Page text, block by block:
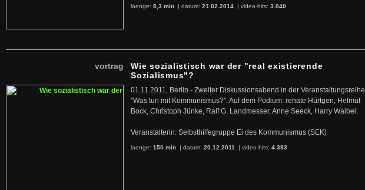
laenge: 8,3 min | datum: 21.02.2014 | video-hits: 3.040
vortrag
Wie sozialistisch war der "real existierende
Sozialismus"?
01.11.2011, Berlin - Zweiter Diskussionsabend in der Veranstaltungsreihe
"Was tun mit Kommunismus?". Auf dem Podium: renate Hürtgen, Helmut
Bock, Christoph Jünke, Ralf G. Landmesser, Anne Seeck, Harry Waibel.
Veranstalterin: Selbsthilfegruppe Ei des Kommunismus (SEK)
laenge: 150 min | datum: 20.12.2011 | video-hits: 4.393